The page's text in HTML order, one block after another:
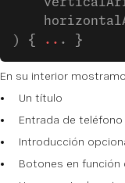
) {
.. . }
En su interior
Un título
Entrada de teléfono
Introducción
Botones en función